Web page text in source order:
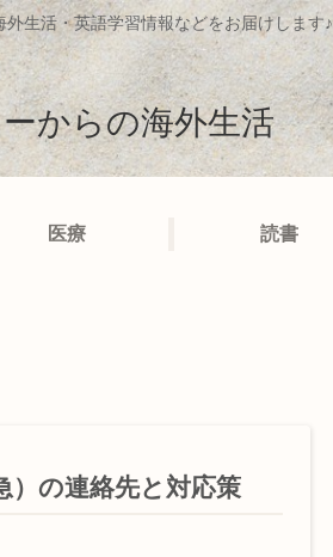
生活・英語学習情報などをお届けします♪
からの海外生活
医療 読書
）の連絡先と対応策